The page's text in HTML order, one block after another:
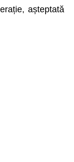
așteptată